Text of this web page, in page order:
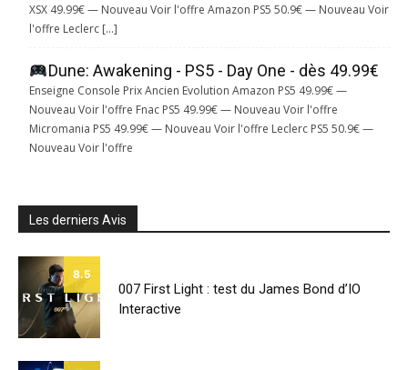
XSX 49.99€ — Nouveau Voir l'offre Amazon PS5 50.9€ — Nouveau Voir
l'offre Leclerc […]
Dune: Awakening - PS5 - Day One - dès 49.99€
Enseigne Console Prix Ancien Evolution Amazon PS5 49.99€ —
Nouveau Voir l'offre Fnac PS5 49.99€ — Nouveau Voir l'offre
Micromania PS5 49.99€ — Nouveau Voir l'offre Leclerc PS5 50.9€ —
Nouveau Voir l'offre
Les derniers Avis
8.5
007 First Light : test du James Bond d’IO
Interactive